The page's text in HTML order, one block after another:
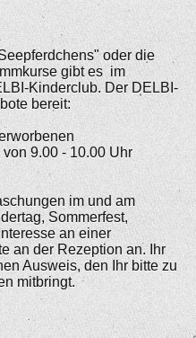
oder die
gibt es im
Kinderclub. Der DELBI-
bereit:
9.00 - 10.00 Uhr
im und am
Sommerfest,
an einer
an der Rezeption an. Ihr
Ausweis, den Ihr bitte zu
mitbringt.